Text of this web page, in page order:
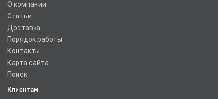
О компании
Статьи
Доставка
Порядок работы
Контакты
Карта сайта
Поиск
Клиентам